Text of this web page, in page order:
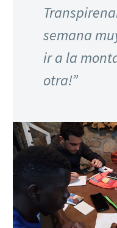
semana
ir a la
otra!”